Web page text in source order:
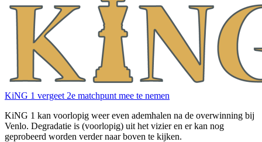
KiNG 1 vergeet 2e matchpunt mee te nemen
KiNG 1 kan voorlopig weer even ademhalen na de overwinning bij
Venlo. Degradatie is (voorlopig) uit het vizier en er kan nog
geprobeerd worden verder naar boven te kijken.